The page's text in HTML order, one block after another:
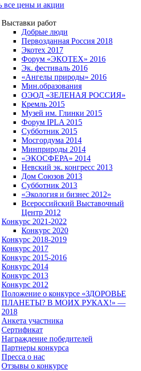
все цены и акции
Выставки работ
Добрые люди
Первозданная Россия 2018
Экотех 2017
Форум «ЭКОТЕХ» 2016
Эк. фестиваль 2016
«Ангелы природы» 2016
Мин.образования
ОЭОД «ЗЕЛЕНАЯ РОССИЯ»
Кремль 2015
Музей им. Глинки 2015
Форум IPLA 2015
Субботник 2015
Мосгордума 2014
Минприроды 2014
«ЭКОСФЕРА» 2014
Невский эк. конгресс 2013
Дом Союзов 2013
Субботник 2013
«Экология и бизнес 2012»
Всероссийский Выставочный
Центр 2012
Конкурс 2021-2022
Конкурс 2020
Конкурс 2018-2019
Конкурс 2017
Конкурс 2015-2016
Конкурс 2014
Конкурс 2013
Конкурс 2012
Положение о конкурсе «ЗДОРОВЬЕ
ПЛАНЕТЫ? В МОИХ РУКАХ!» —
2018
Анкета участника
Сертификат
Награждение победителей
Партнеры конкурса
Пресса о нас
Отзывы о конкурсе